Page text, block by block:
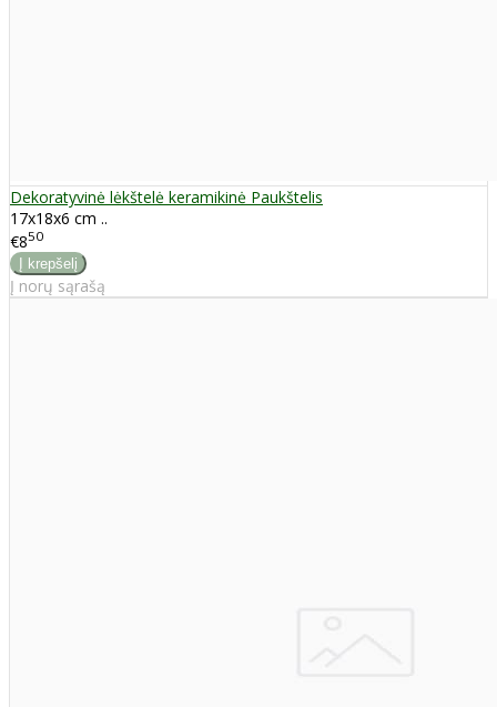
Dekoratyvinė lėkštelė keramikinė Paukštelis
17x18x6 cm ..
€850
Į norų sąrašą